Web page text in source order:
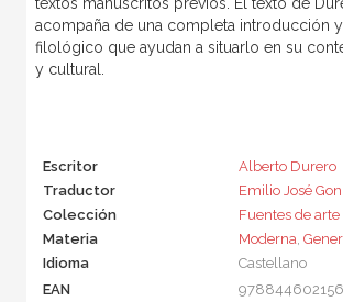
textos manuscritos previos. El texto de
acompaña de una completa introducción
filológico que ayudan a situarlo en su
y cultural.
Escritor
Alberto Durero
Traductor
Emilio José
Colección
Fuentes de arte
Materia
Moderna,
Idioma
Castellano
EAN